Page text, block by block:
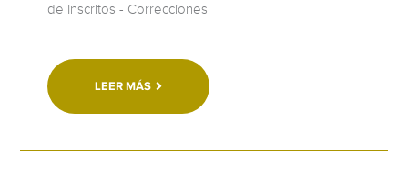
de Inscritos - Correcciones
LEER MÁS